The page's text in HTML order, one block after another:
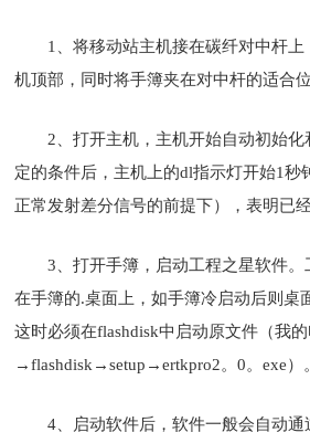
1、将移动站主机接在碳纤对中杆
机顶部，同时将手簿夹在对中杆的适合位
2、打开主机，主机开始自动初始
定的条件后，主机上的dl指示灯开始1秒
正常发射差分信号的前提下），表明已
3、打开手簿，启动工程之星软件
在手簿的.桌面上，如手簿冷启动后则桌
这时必须在flashdisk中启动原文件（我
→flashdisk→setup→ertkpro2。0。exe）
4、启动软件后，软件一般会自动